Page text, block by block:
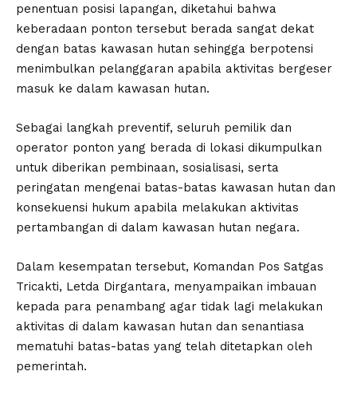
penentuan posisi lapangan, diketahui bahwa
keberadaan ponton tersebut berada sangat dekat
dengan batas kawasan hutan sehingga berpotensi
menimbulkan pelanggaran apabila aktivitas bergeser
masuk ke dalam kawasan hutan.
Sebagai langkah preventif, seluruh pemilik dan
operator ponton yang berada di lokasi dikumpulkan
untuk diberikan pembinaan, sosialisasi, serta
peringatan mengenai batas-batas kawasan hutan dan
konsekuensi hukum apabila melakukan aktivitas
pertambangan di dalam kawasan hutan negara.
Dalam kesempatan tersebut, Komandan Pos Satgas
Tricakti, Letda Dirgantara, menyampaikan imbauan
kepada para penambang agar tidak lagi melakukan
aktivitas di dalam kawasan hutan dan senantiasa
mematuhi batas-batas yang telah ditetapkan oleh
pemerintah.